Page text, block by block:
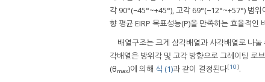
각 90°(−45°~+45°), 고각 69°(−12°~+57°) 범
향 평균 EIRP 목표성능(P)을 만족하는 효율적인
배열구조는 크게 삼각배열과 사각배열로 나
각배열은 방위각 및 고각 방향으로 그레이팅 로
(θmax)에 의해 식 (1)과 같이 결정된다[10].